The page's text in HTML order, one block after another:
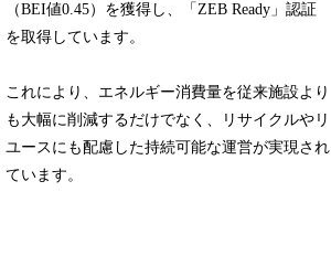
（BEI値0.45）を獲得し、「ZEB Ready」認証
を取得しています。
これにより、エネルギー消費量を従来施設より
も大幅に削減するだけでなく、リサイクルやリ
ユースにも配慮した持続可能な運営が実現され
ています。